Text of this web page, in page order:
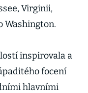
Virginii,
Washington.
inspirovala a
focení
hlavními